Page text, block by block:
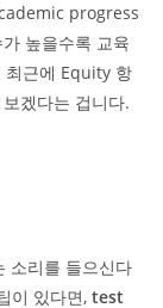
progress
높을수록 교육
최근에 Equity 항
겠다는 겁니다.
소리를 들으신다
이 있다면, test